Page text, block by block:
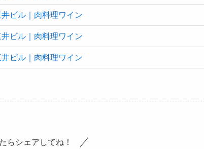
ビル｜肉料理ワイン
ビル｜肉料理ワイン
ビル｜肉料理ワイン
らシェアしてね！